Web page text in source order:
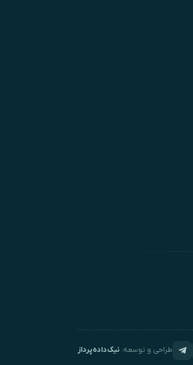
طراحی و توسعه: نیک‌داده‌پرداز